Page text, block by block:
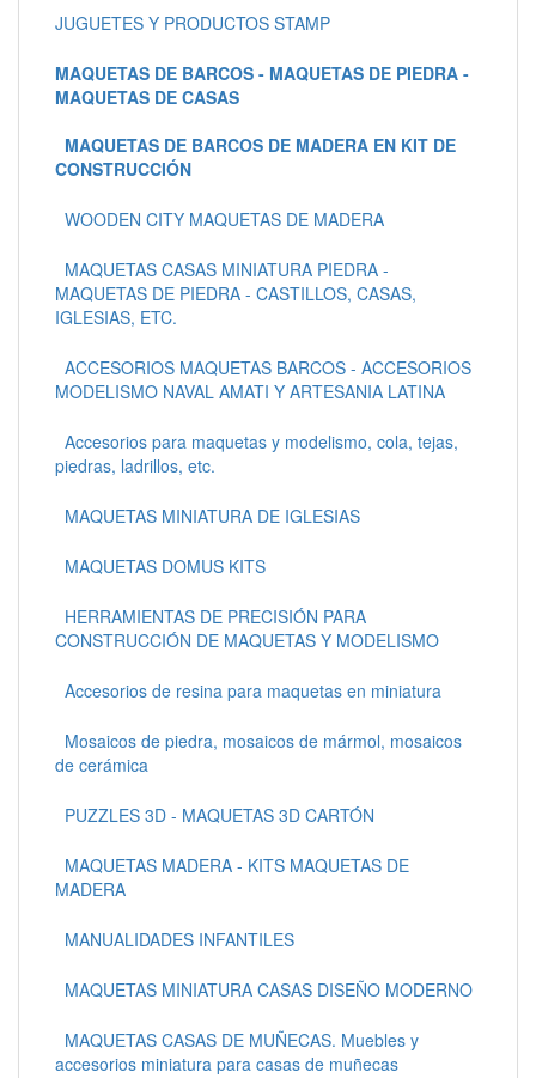
JUGUETES Y PRODUCTOS STAMP
MAQUETAS DE BARCOS - MAQUETAS DE PIEDRA -
MAQUETAS DE CASAS
MAQUETAS DE BARCOS DE MADERA EN KIT DE
CONSTRUCCIÓN
WOODEN CITY MAQUETAS DE MADERA
MAQUETAS CASAS MINIATURA PIEDRA -
MAQUETAS DE PIEDRA - CASTILLOS, CASAS,
IGLESIAS, ETC.
ACCESORIOS MAQUETAS BARCOS - ACCESORIOS
MODELISMO NAVAL AMATI Y ARTESANIA LATINA
Accesorios para maquetas y modelismo, cola, tejas,
piedras, ladrillos, etc.
MAQUETAS MINIATURA DE IGLESIAS
MAQUETAS DOMUS KITS
HERRAMIENTAS DE PRECISIÓN PARA
CONSTRUCCIÓN DE MAQUETAS Y MODELISMO
Accesorios de resina para maquetas en miniatura
Mosaicos de piedra, mosaicos de mármol, mosaicos
de cerámica
PUZZLES 3D - MAQUETAS 3D CARTÓN
MAQUETAS MADERA - KITS MAQUETAS DE
MADERA
MANUALIDADES INFANTILES
MAQUETAS MINIATURA CASAS DISEÑO MODERNO
MAQUETAS CASAS DE MUÑECAS. Muebles y
accesorios miniatura para casas de muñecas